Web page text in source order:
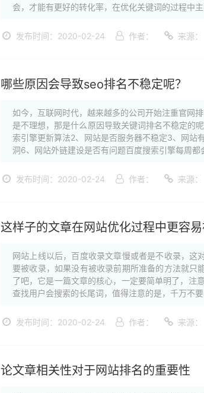
会，才能有更好的转化率，在优化关键词的过程中主
发布时间：2020-02-24 作者： 来源：
哪些原因会导致seo排名不稳定呢？
如今，互联网时代，越来越多的公司开始注重官网
是不理想，那是什么原因导致关键词排名不稳定的
索引擎更新算法2、网站是否服务器不稳定3、网站
洞6、网站外链建设是否有问题百度搜索引擎每周都
发布时间：2020-02-24 作者： 来源：
这样子的文章在网站优化过程中更容
网站上线以后，百度收录文章慢或者是不收录，这
要被收录，如果没有被收录前期所准备的方法就只
了吧，它是一篇文章的核心，一定要简单明了，注
查找用户会搜索的长尾词，值得注意的是，千万不要
发布时间：2020-02-24 作者： 来源：
论文章相关性对于网站排名的重要性